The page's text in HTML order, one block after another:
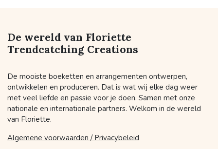
De wereld van Floriette
Trendcatching Creations
De mooiste boeketten en arrangementen ontwerpen,
ontwikkelen en produceren. Dat is wat wij elke dag weer
met veel liefde en passie voor je doen. Samen met onze
nationale en internationale partners. Welkom in de wereld
van Floriette.
Algemene voorwaarden / Privacybeleid